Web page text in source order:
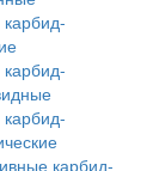
карбид-